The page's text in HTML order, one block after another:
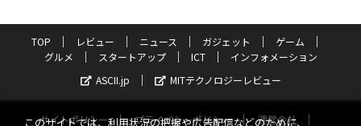
TOP レビュー ニュース ガジェット
ゲーム
グルメ
スタートアップ ICT
インフォメーション
ASCII.jp
MITテクノロジーレビュー
サイトポリシー プライバシーポリシー
運営会社
このサイトでは、利用状況の把握や広告配信などのために、